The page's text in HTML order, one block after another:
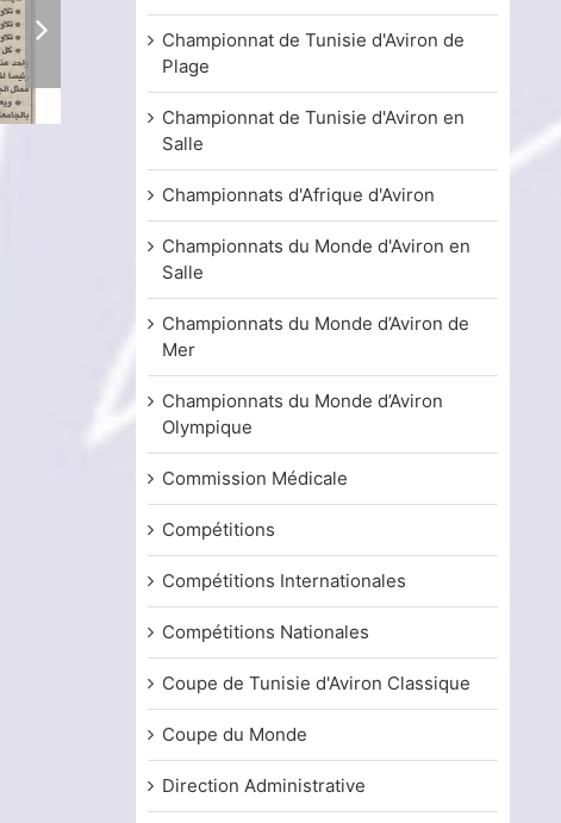
Assemblée Générale Évaluative de
Brevet Argent
Championnat de Tunisie d'Aviron de
Plage
Championnat de Tunisie d'Aviron en
Salle
Championnats d'Afrique d'Aviron
Championnats du Monde d'Aviron en
Salle
Championnats du Monde d’Aviron de
Mer
Championnats du Monde d’Aviron
Olympique
Commission Médicale
Compétitions
Compétitions Internationales
Compétitions Nationales
Coupe de Tunisie d'Aviron Classique
Coupe du Monde
Direction Administrative